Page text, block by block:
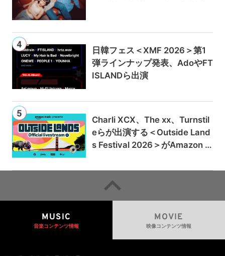
日韓フェス＜XMF 2026＞第1
弾ラインナップ発表、AdoやFT
ISLANDら出演
Charli XCX、The xx、Turnstil
eらが出演する＜Outside Land
s Festival 2026＞がAmazon M
ブ配信
MUSIC
音楽コンテンツ情報
MOVIE
映像コンテンツ情報